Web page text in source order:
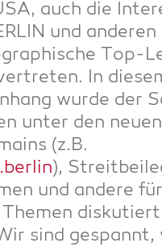
auch die
und
Top-
In
wur­de der
unter den
(z.B.
),
und ande­re
dis­ku­tiert
sind gespannt,